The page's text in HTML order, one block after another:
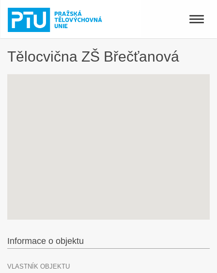
Toggle
Tělocvična ZŠ Břečťanová
Informace o objektu
VLASTNÍK OBJEKTU